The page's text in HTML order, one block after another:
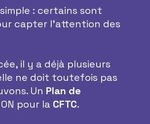
: certains sont
capter l’attention des
il y a déjà plusieurs
ne doit toutefois pas
Un Plan de
pour la CFTC.